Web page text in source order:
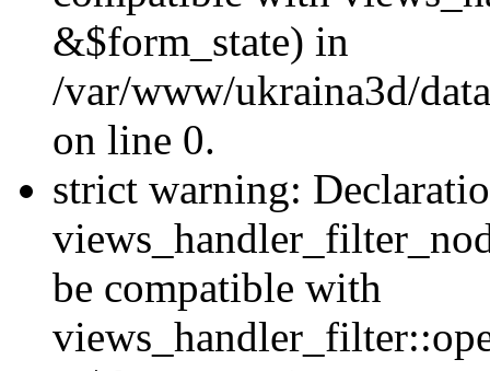
&$form_state) in
/var/www/ukraina3d/
on line 0.
strict warning:
be compatible with